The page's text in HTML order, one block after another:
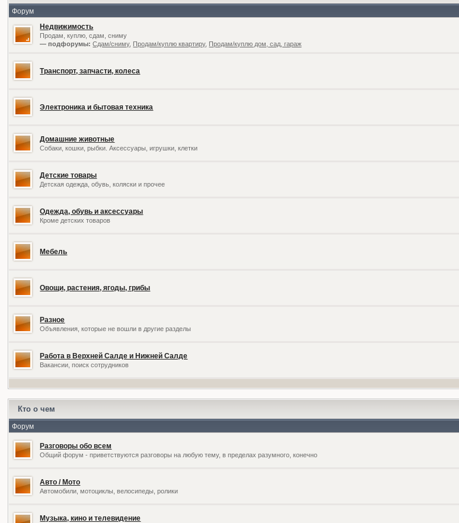
Форум
Недвижимость
Продам, куплю, сдам, сниму
— подфорумы: Сдам/сниму, Продам/куплю квартиру, Продам/куплю дом, сад, гараж
Транспорт, запчасти, колеса
Электроника и бытовая техника
Домашние животные
Собаки, кошки, рыбки. Аксессуары, игрушки, клетки
Детские товары
Детская одежда, обувь, коляски и прочее
Одежда, обувь и аксессуары
Кроме детских товаров
Мебель
Овощи, растения, ягоды, грибы
Разное
Объявления, которые не вошли в другие разделы
Работа в Верхней Салде и Нижней Салде
Вакансии, поиск сотрудников
Кто о чем
Форум
Разговоры обо всем
Общий форум - приветствуются разговоры на любую тему, в пределах разумного, конечно
Авто / Мото
Автомобили, мотоциклы, велосипеды, ролики
Музыка, кино и телевидение